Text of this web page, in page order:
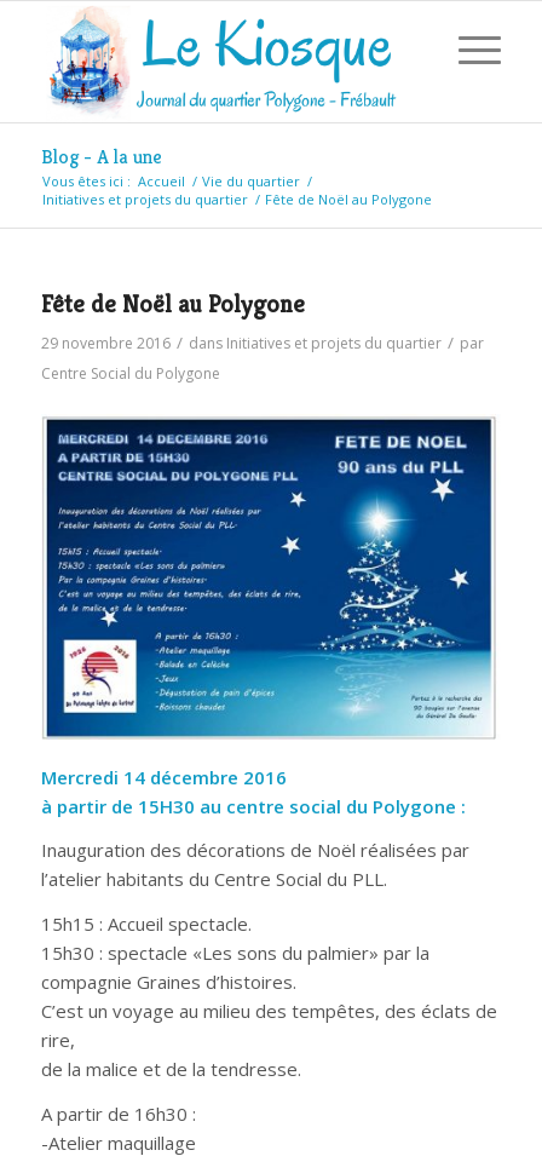
Blog - A la une
Vous êtes ici : Accueil / Vie du quartier /
Initiatives et projets du quartier / Fête de Noël au Polygone
Fête de Noël au Polygone
29 novembre 2016 / dans Initiatives et projets du quartier / par
Centre Social du Polygone
Mercredi 14 décembre 2016
à partir de 15H30 au centre social du Polygone :
Inauguration des décorations de Noël réalisées par
l’atelier habitants du Centre Social du PLL.
15h15 : Accueil spectacle.
15h30 : spectacle «Les sons du palmier» par la
compagnie Graines d’histoires.
C’est un voyage au milieu des tempêtes, des éclats de
rire,
de la malice et de la tendresse.
A partir de 16h30 :
-Atelier maquillage